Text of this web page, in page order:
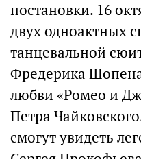
постановки. 16
двух одноактных
танцевальной
Фредерика
любви «Ромео и
Петра
смогут увидеть